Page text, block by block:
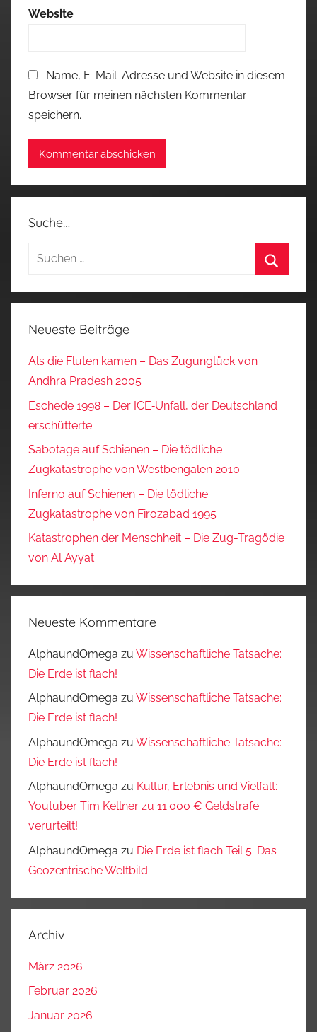
Website
Name, E-Mail-Adresse und Website in diesem
Browser für meinen nächsten Kommentar
speichern.
Suche…
Suchen
Neueste Beiträge
Als die Fluten kamen – Das Zugunglück von
Andhra Pradesh 2005
Eschede 1998 – Der ICE‑Unfall, der Deutschland
erschütterte
Sabotage auf Schienen – Die tödliche
Zugkatastrophe von Westbengalen 2010
Inferno auf Schienen – Die tödliche
Zugkatastrophe von Firozabad 1995
Katastrophen der Menschheit – Die Zug-Tragödie
von Al Ayyat
Neueste Kommentare
AlphaundOmega zu Wissenschaftliche Tatsache:
Die Erde ist flach!
AlphaundOmega zu Wissenschaftliche Tatsache:
Die Erde ist flach!
AlphaundOmega zu Wissenschaftliche Tatsache:
Die Erde ist flach!
AlphaundOmega zu Kultur, Erlebnis und Vielfalt:
Youtuber Tim Kellner zu 11.000 € Geldstrafe
verurteilt!
AlphaundOmega zu Die Erde ist flach Teil 5: Das
Geozentrische Weltbild
Archiv
März 2026
Februar 2026
Januar 2026